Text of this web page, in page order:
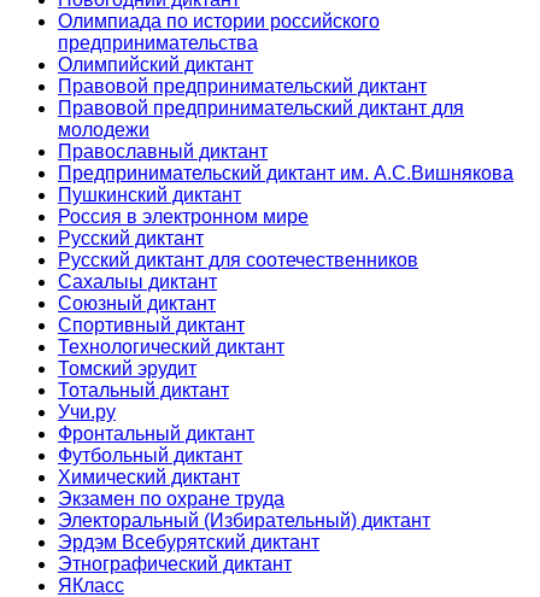
Олимпиада по истории российского
предпринимательства
Олимпийский диктант
Правовой предпринимательский диктант
Правовой предпринимательский диктант для
молодежи
Православный диктант
Предпринимательский диктант им. А.С.Вишнякова
Пушкинский диктант
Россия в электронном мире
Русский диктант
Русский диктант для соотечественников
Сахалыы диктант
Союзный диктант
Спортивный диктант
Технологический диктант
Томский эрудит
Тотальный диктант
Учи.ру
Фронтальный диктант
Футбольный диктант
Химический диктант
Экзамен по охране труда
Электоральный (Избирательный) диктант
Эрдэм Всебурятский диктант
Этнографический диктант
ЯКласс